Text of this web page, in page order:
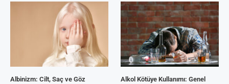
Albinizm: Cilt, Saç ve Göz
Alkol Kötüye Kullanımı: Genel